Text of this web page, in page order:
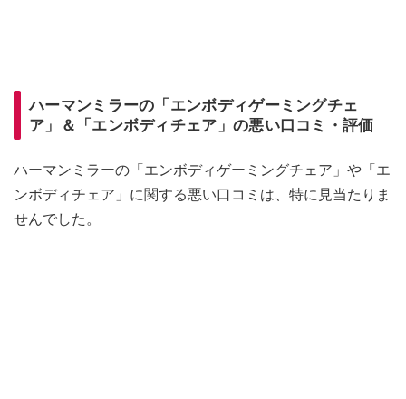
ハーマンミラーの「エンボディゲーミングチェ
ア」＆「エンボディチェア」の悪い口コミ・評価
ハーマンミラーの「エンボディゲーミングチェア」や「エ
ンボディチェア」に関する悪い口コミは、特に見当たりま
せんでした。